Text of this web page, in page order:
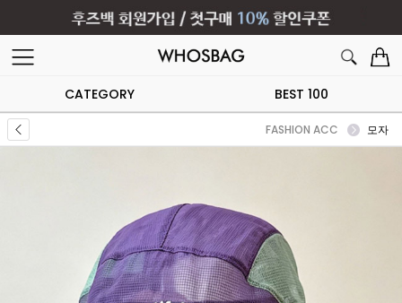
CATEGORY BEST 100
FASHION ACC 모자